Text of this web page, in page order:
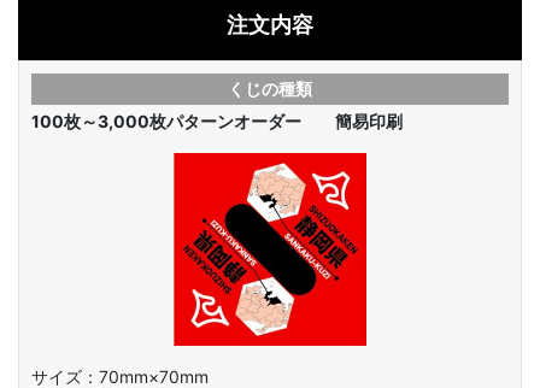
注文内容
くじの種類
100枚～3,000枚パターンオーダー 簡易印刷
サイズ：70mm×70mm